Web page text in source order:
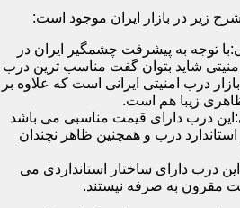
زیر در بازار ایران موجود است:
توجه به پیشرفت چشمگیر ایران در
شاید بتوان گفت مناسب ترین درب
درب امنیتی ایرانی است که علاوه بر
زیبا هم است.
درب دارای قیمت مناسبی می باشد
درب و همچنین ظاهر نچندان
درب دارای ساختار استانداردی می
مقرون به صرفه نیستند.